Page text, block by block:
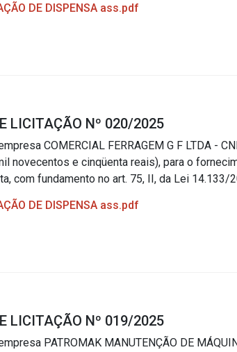
DE DISPENSA ass.pdf
LICITAÇÃO Nº 020/2025
COMERCIAL FERRAGEM G F LTDA -
novecentos e cinqüenta reais), para o
com fundamento no art. 75, II, da Lei 14.133/
DE DISPENSA ass.pdf
LICITAÇÃO Nº 019/2025
PATROMAK MANUTENÇÃO DE